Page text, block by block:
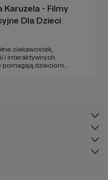
Karuzela - Filmy
Dla Dzieci
ciekawostek,
i interaktywnych
dzieciom